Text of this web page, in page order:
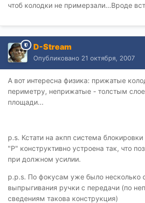
чтоб колодки не примерзали...Вроде
D-Stream
Опубликовано 21 октября, 2007
А вот интересна физика: прижатые
периметру, неприжатые - толстым
площади...
p.s. Кстати на акпп система
"P" конструктивно устроена так, что
при должном усилии.
p.p.s. По фокусам уже было несколько
выпрыгивания ручки с передачи (по
сведениям такова конструкция)